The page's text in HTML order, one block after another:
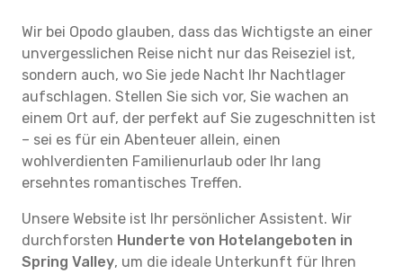
Wir bei Opodo glauben, dass das Wichtigste an einer
unvergesslichen Reise nicht nur das Reiseziel ist,
sondern auch, wo Sie jede Nacht Ihr Nachtlager
aufschlagen. Stellen Sie sich vor, Sie wachen an
einem Ort auf, der perfekt auf Sie zugeschnitten ist
– sei es für ein Abenteuer allein, einen
wohlverdienten Familienurlaub oder Ihr lang
ersehntes romantisches Treffen.
Unsere Website ist Ihr persönlicher Assistent. Wir
durchforsten Hunderte von Hotelangeboten in
Spring Valley, um die ideale Unterkunft für Ihren